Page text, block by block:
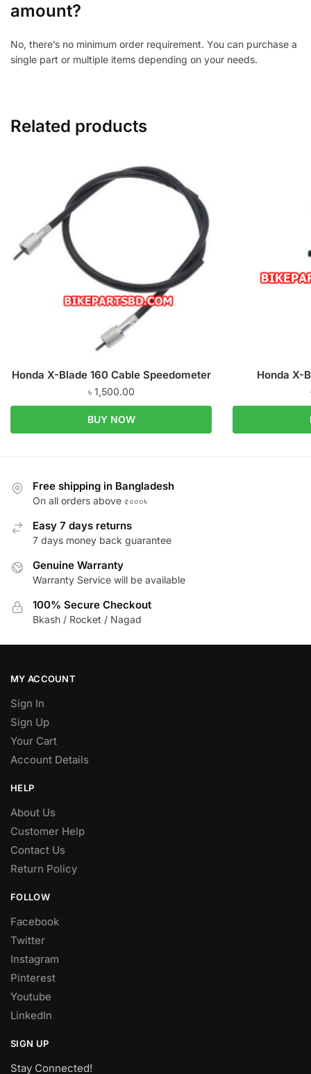
amount?
No, there’s no minimum order requirement. You can purchase a
single part or multiple items depending on your needs.
Related products
Honda X-Blade 160 Cable Speedometer
৳ 1,500.00
BUY NOW
Honda X-
Free shipping in Bangladesh
On all orders above ৫০০০৳
Easy 7 days returns
7 days money back guarantee
Genuine Warranty
Warranty Service will be available
100% Secure Checkout
Bkash / Rocket / Nagad
MY ACCOUNT
Sign In
Sign Up
Your Cart
Account Details
HELP
About Us
Customer Help
Contact Us
Return Policy
FOLLOW
Facebook
Twitter
Instagram
Pinterest
Youtube
LinkedIn
SIGN UP
Stay Connected!